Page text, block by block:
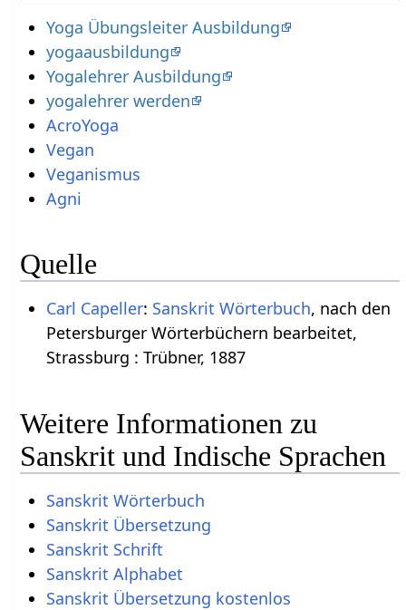
Yoga Übungsleiter Ausbildung
yogaausbildung
Yogalehrer Ausbildung
yogalehrer werden
AcroYoga
Vegan
Veganismus
Agni
Quelle
Carl Capeller: Sanskrit Wörterbuch, nach den
Petersburger Wörterbüchern bearbeitet,
Strassburg : Trübner, 1887
Weitere Informationen zu
Sanskrit und Indische Sprachen
Sanskrit Wörterbuch
Sanskrit Übersetzung
Sanskrit Schrift
Sanskrit Alphabet
Sanskrit Übersetzung kostenlos